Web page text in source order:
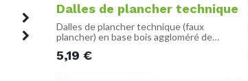
Dalles de plancher technique
Dalles de plancher technique (faux
plancher) en base bois aggloméré de
collée sur la face supérieure et
5,19 €